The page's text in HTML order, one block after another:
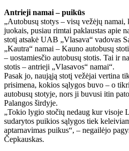
Antrieji namai – puikūs
„Autobusų stotys – visų vežėjų namai,
juokais, pusiau rimtai paklaustas apie
stotį atsakė UAB „Vlasava“ vadovas
„Kautra“ namai – Kauno autobusų
– uostamiesčio autobusų stotis. Tai ir
stotis – antrieji „Vlasavos“ namai“.
Pasak jo, naująją stotį vežėjai vertina
prisimena, kokios sąlygos buvo – o
autobusų stotyje, nors ji buvusi itin
Palangos širdyje.
„Tokio lygio stočių nedaug kur visoje
sudarytos puikios sąlygos tiek
aptarnavimas puikus“, – negailėjo
Čepkauskas.